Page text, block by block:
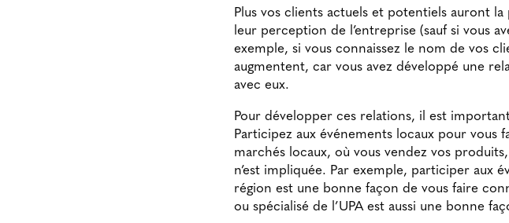
Plus vos clients actuels et potentiels auront
leur perception de l’entreprise (sauf si vous
exemple, si vous connaissez le nom de vos
augmentent, car vous avez développé une
avec eux.
Pour développer ces relations, il est
Participez aux événements locaux pour
marchés locaux, où vous vendez vos
n’est impliquée. Par exemple, participer aux
région est une bonne façon de vous faire
ou spécialisé de l’UPA est aussi une bonne